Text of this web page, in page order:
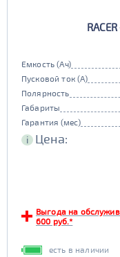
Емкость (Ач)
Пусковой ток (А)
Полярность
Габариты
Гарантия (мес)
i Цена:
Выгода на
600 руб.*
есть в наличии